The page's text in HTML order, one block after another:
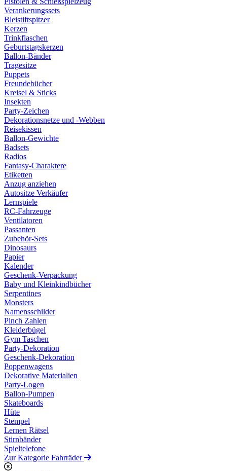
Verankerungssets
Bleistiftspitzer
Kerzen
Trinkflaschen
Geburtstagskerzen
Ballon-Bänder
Tragesitze
Puppets
Freundebücher
Kreisel & Sticks
Insekten
Party-Zeichen
Dekorationsnetze und -Webben
Reisekissen
Ballon-Gewichte
Badsets
Radios
Fantasy-Charaktere
Etiketten
Anzug anziehen
Autositze Verkäufer
Lernspiele
RC-Fahrzeuge
Ventilatoren
Passanten
Zubehör-Sets
Dinosaurs
Papier
Kalender
Geschenk-Verpackung
Baby und Kleinkindbücher
Serpentines
Monsters
Namensschilder
Pinch Zahlen
Kleiderbügel
Gym Taschen
Party-Dekoration
Geschenk-Dekoration
Poppenwagens
Dekorative Materialien
Party-Logen
Ballon-Pumpen
Skateboards
Hüte
Stempel
Lernen Rätsel
Stirnbänder
Spieltelefone
Zur Kategorie Fahrräder